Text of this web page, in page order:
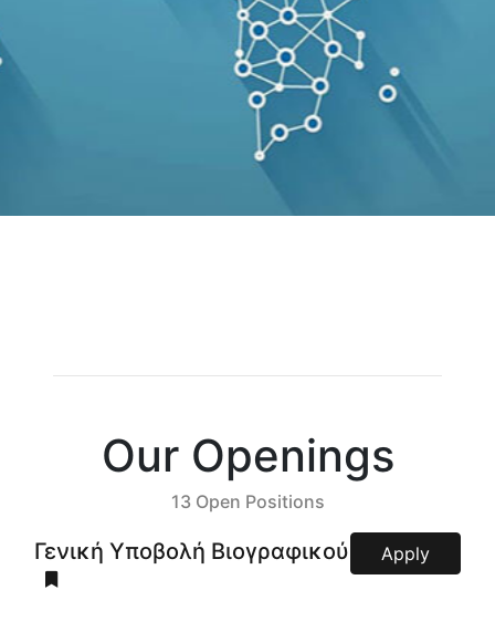
Our Openings
13 Open Positions
Γενική Υποβολή Βιογραφικού Apply